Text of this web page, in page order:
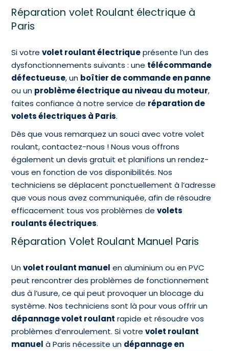
Réparation volet Roulant électrique à
Paris
Si votrevolet roulant électriqueprésente l’un des
dysfonctionnements suivants : une télécommande
défectueuse, un boîtier de commande en panne
ou un problème électrique au niveau du moteur,
faites confiance à notre service de réparation de
volets électriques à Paris.
Dès que vous remarquez un souci avec votre volet
roulant, contactez-nous ! Nous vous offrons
également un devis gratuit et planifions un rendez-
vous en fonction de vos disponibilités. Nos
techniciens se déplacent ponctuellement à l’adresse
que vous nous avez communiquée, afin de résoudre
efficacement tous vos problèmes devolets
roulants électriques.
Réparation Volet Roulant Manuel Paris
Unvolet roulant manuel en aluminium ou en PVC
peut rencontrer des problèmes de fonctionnement
dus à l’usure, ce qui peut provoquer un blocage du
système. Nos techniciens sont là pour vous offrir un
dépannage volet roulant rapide et résoudre vos
problèmes d’enroulement. Si votrevolet roulant
manuel à Paris nécessite un dépannage en